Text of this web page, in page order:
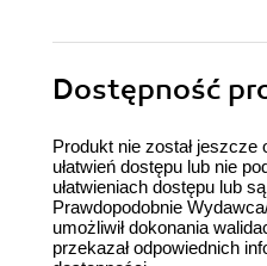
Dostępność
Produkt nie został jeszcze
ułatwień dostępu lub nie
ułatwieniach dostępu lub
Prawdopodobnie
umożliwił dokonania
przekazał odpowiednich